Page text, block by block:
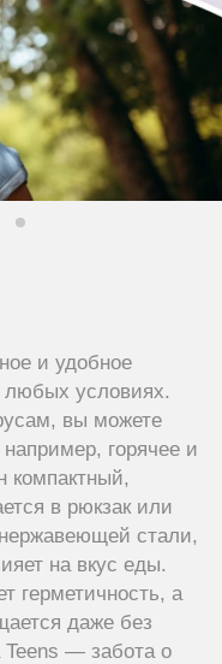
и удобное
любых условиях.
вы можете
горячее и
компактный,
в рюкзак или
стали,
на вкус еды.
герметичность, а
даже без
— забота о